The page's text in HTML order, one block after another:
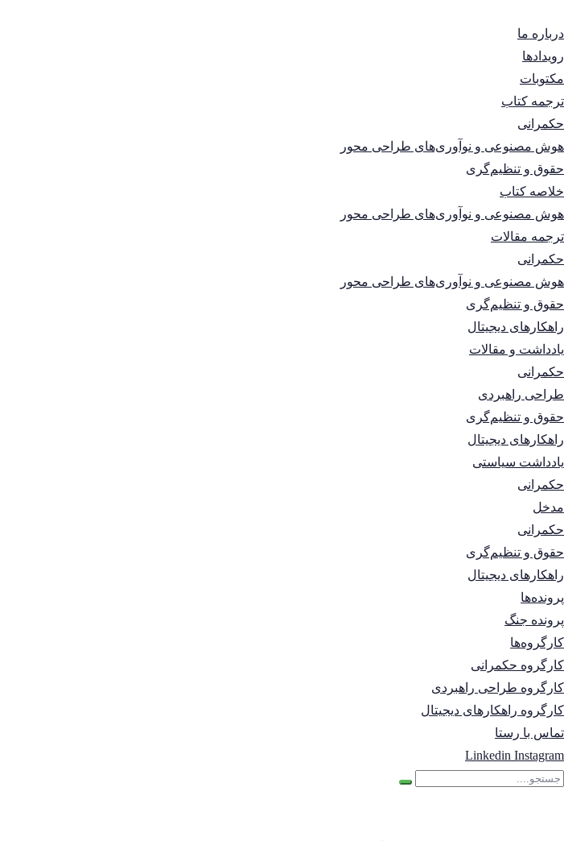
درباره ما
رویدادها
مکتوبات
ترجمه کتاب
حکمرانی
هوش مصنوعی و نوآوری‌های طراحی محور
حقوق و تنظیم‌گری
خلاصه کتاب
هوش مصنوعی و نوآوری‌های طراحی محور
ترجمه مقالات
حکمرانی
هوش مصنوعی و نوآوری‌های طراحی محور
حقوق و تنظیم‌گری
راهکارهای دیجیتال
یادداشت و مقالات
حکمرانی
طراحی راهبردی
حقوق و تنظیم‌گری
راهکارهای دیجیتال
یادداشت سیاستی
حکمرانی
مدخل
حکمرانی
حقوق و تنظیم‌گری
راهکارهای دیجیتال
پرونده‌ها
پرونده جنگ
کارگروه‌ها
کارگروه حکمرانی
کارگروه طراحی راهبردی
کارگروه راهکارهای دیجیتال
تماس با رستا
Linkedin Instagram